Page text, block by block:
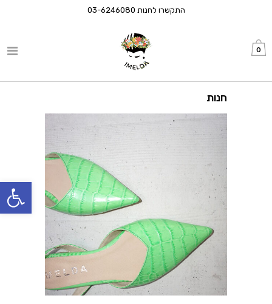
פתח
התקשרו לחנות 03-6246080
0
חנות